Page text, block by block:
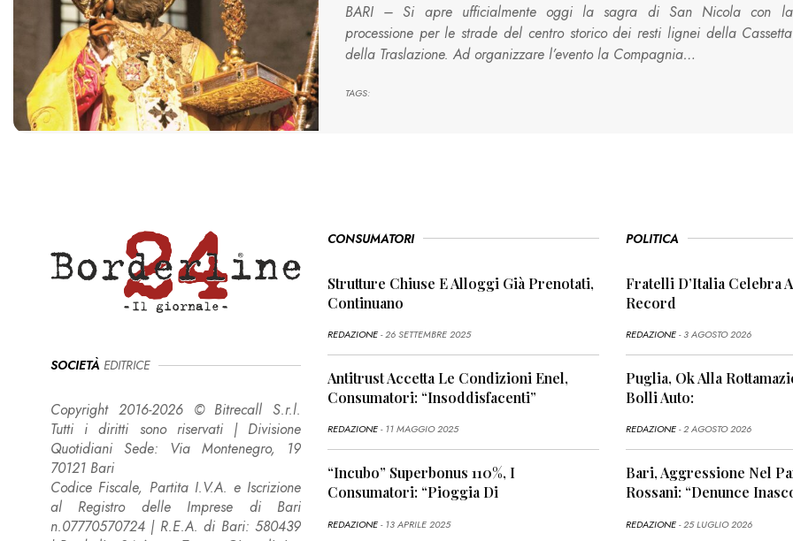
BARI – Si apre ufficialmente oggi la sagra di San Nicola con la
processione per le strade del centro storico dei resti lignei della Cassetta
della Traslazione. Ad organizzare l’evento la Compagnia…
TAGS:
SOCIETÀ EDITRICE
Copyright 2016-2026 © Bitrecall S.r.l.
Tutti i diritti sono riservati | Divisione
Quotidiani Sede: Via Montenegro, 19
70121 Bari
Codice Fiscale, Partita I.V.A. e Iscrizione
al Registro delle Imprese di Bari
n.07770570724 | R.E.A. di Bari: 580439
CONSUMATORI
Strutture Chiuse E Alloggi Già Prenotati,
Continuano
REDAZIONE- 26 SETTEMBRE 2025
Antitrust Accetta Le Condizioni Enel,
Consumatori: “Insoddisfacenti”
REDAZIONE- 11 MAGGIO 2025
“Incubo” Superbonus 110%, I
Consumatori: “Pioggia Di
REDAZIONE- 13 APRILE 2025
POLITICA
Fratelli D’Italia Celebra
Record
REDAZIONE- 3 AGOSTO 2026
Puglia, Ok Alla
Bolli Auto:
REDAZIONE- 2 AGOSTO 2026
Bari, Aggressione Nel
Rossani: “Denunce
REDAZIONE- 25 LUGLIO 2026